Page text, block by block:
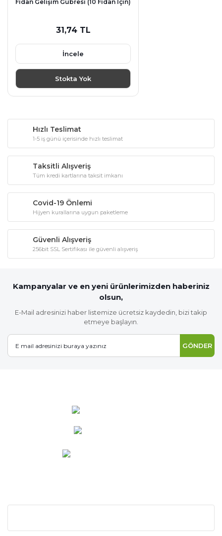
Fidan Gelişim Gübresi (10 Fidan İçin)
31,74 TL
İncele
Stokta Yok
Hızlı Teslimat
1-5 iş günü içerisinde hızlı teslimat
Taksitli Alışveriş
Tüm kredi kartlarına taksit imkanı
Covid-19 Önlemi
Hijyen kurallarına uygun paketleme
Güvenli Alışveriş
256bit SSL Sertifikası ile güvenli alışveriş
Kampanyalar ve en yeni ürünlerimizden haberiniz
olsun,
E-Mail adresinizi haber listemize ücretsiz kaydedin, bizi takip
etmeye başlayın.
GÖNDER